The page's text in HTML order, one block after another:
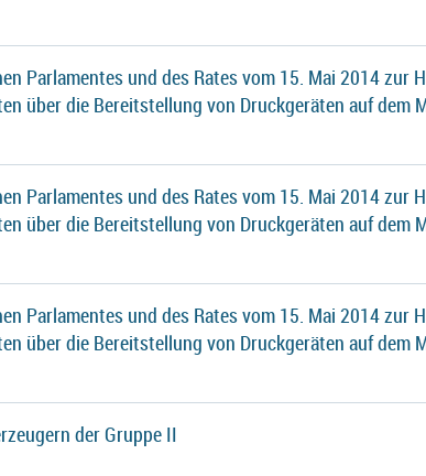
Parlamentes und des Rates vom 15. Mai 2014 zur
über die Bereitstellung von Druckgeräten auf dem
Parlamentes und des Rates vom 15. Mai 2014 zur
über die Bereitstellung von Druckgeräten auf dem
Parlamentes und des Rates vom 15. Mai 2014 zur
über die Bereitstellung von Druckgeräten auf dem
der Gruppe II